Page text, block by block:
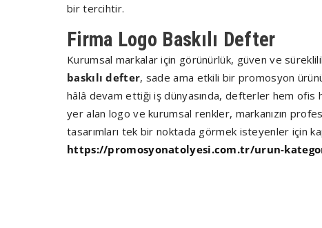
bir tercihtir.
Firma Logo Baskılı Defter
Kurumsal markalar için görünürlük, güven ve
baskılı defter, sade ama etkili bir promosyon ürünü
hâlâ devam ettiği iş dünyasında, defterler hem ofis
yer alan logo ve kurumsal renkler, markanızın
tasarımları tek bir noktada görmek isteyenler için
https://promosyonatolyesi.com.tr/urun-